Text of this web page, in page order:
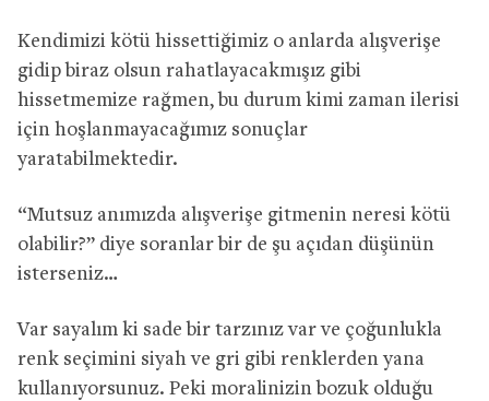
Kendimizi kötü hissettiğimiz o anlarda alışverişe
gidip biraz olsun rahatlayacakmışız gibi
hissetmemize rağmen, bu durum kimi zaman ilerisi
için hoşlanmayacağımız sonuçlar
yaratabilmektedir.
“Mutsuz anımızda alışverişe gitmenin neresi kötü
olabilir?” diye soranlar bir de şu açıdan düşünün
isterseniz…
Var sayalım ki sade bir tarzınız var ve çoğunlukla
renk seçimini siyah ve gri gibi renklerden yana
kullanıyorsunuz. Peki moralinizin bozuk olduğu